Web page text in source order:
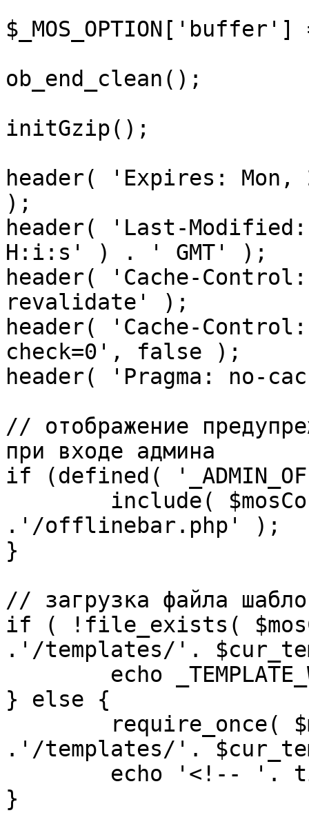
ob_end_clean();
initGzip();
header( 'Expires: Mon,
);
header( 'Last-
H:i:s' ) . ' GMT' );
header( 'Cache-
revalidate' );
header( 'Cache-
check=0', false );
header( 'Pragma: no-
// отображение
при входе админа
if (defined(
.'/offlinebar.php' );
}
// загрузка файла
if ( !file_exists(
.'/templates/'.
} else {
.'/templates/'.
}